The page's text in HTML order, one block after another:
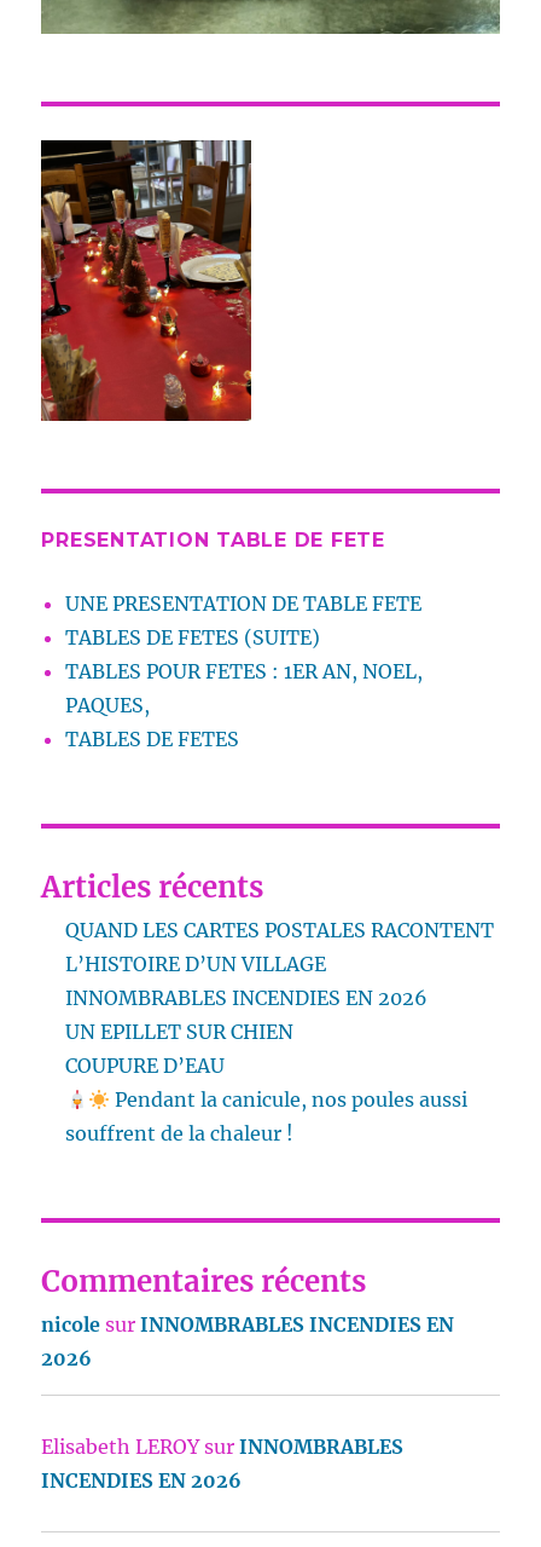
PRESENTATION TABLE DE FETE
UNE PRESENTATION DE TABLE FETE
TABLES DE FETES (SUITE)
TABLES POUR FETES : 1ER AN, NOEL,
PAQUES,
TABLES DE FETES
Articles récents
QUAND LES CARTES POSTALES RACONTENT
L’HISTOIRE D’UN VILLAGE
INNOMBRABLES INCENDIES EN 2026
UN EPILLET SUR CHIEN
COUPURE D’EAU
Pendant la canicule, nos poules aussi
souffrent de la chaleur !
Commentaires récents
nicole surINNOMBRABLES INCENDIES EN
2026
Elisabeth LEROYsurINNOMBRABLES
INCENDIES EN 2026